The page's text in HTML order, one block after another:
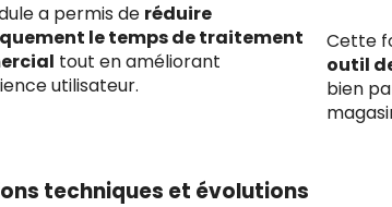
a permis de réduire
le temps de traitement
tout en améliorant
utilisateur.
Cette
outil
bien
techniques et évolutions